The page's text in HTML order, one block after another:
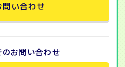
問い合わせ
お問い合わせ